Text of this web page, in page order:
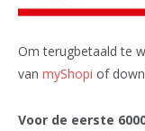
Om terugbetaald te
van myShopi of
Voor de eerste